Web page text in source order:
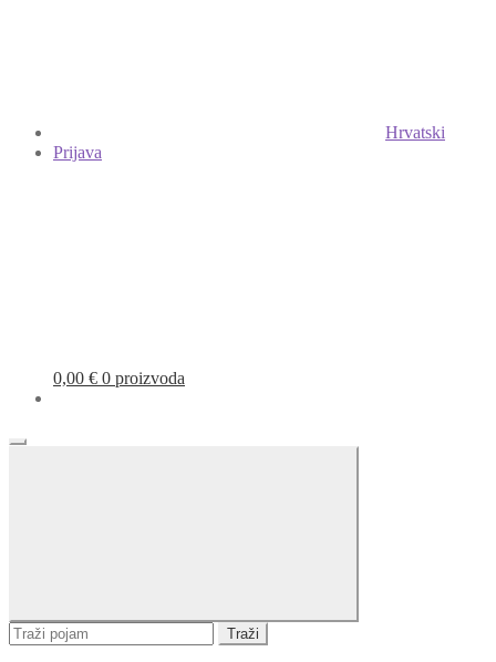
Hrvatski
Prijava
0,00 € 0 proizvoda
Traži